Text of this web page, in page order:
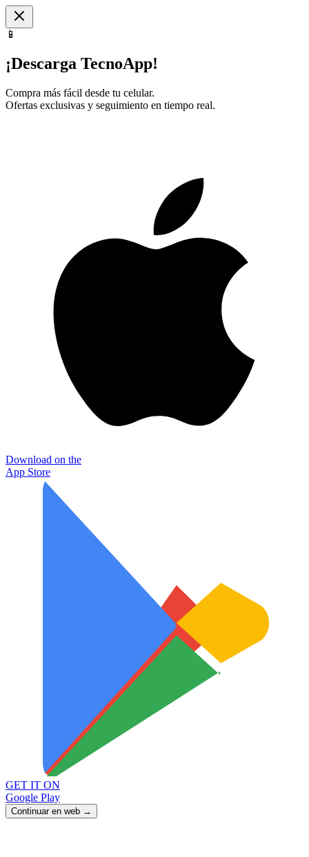
📱
¡Descarga TecnoApp!
Compra más fácil desde tu celular.
Ofertas exclusivas y seguimiento en tiempo real.
Download on the
App Store
GET IT ON
Google Play
Continuar en web →